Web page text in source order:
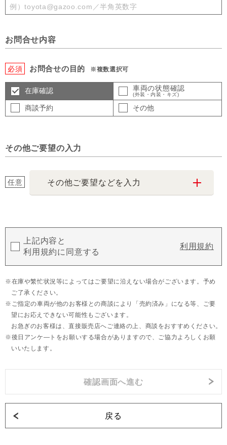
お問合せ内容
必須 お問合せの目的 ※複数選択可
在庫確認 車両の状態確認
(外装・内装・キズ)
商談予約 その他
その他ご要望の入力
任意 その他ご要望などを入力
上記内容と
利用規約に同意する
利用規約
在庫や繁忙状況等によってはご要望に沿えない場合がございます。予め
ご了承ください。
ご指定の車両が他のお客様との商談により「売約済み」になる等、ご要
望にお応えできない可能性もございます。
お急ぎのお客様は、直接販売店へご連絡の上、商談をおすすめください。
後日アンケ―トをお願いする場合がありますので、ご協力よろしくお願
いいたします。
戻る